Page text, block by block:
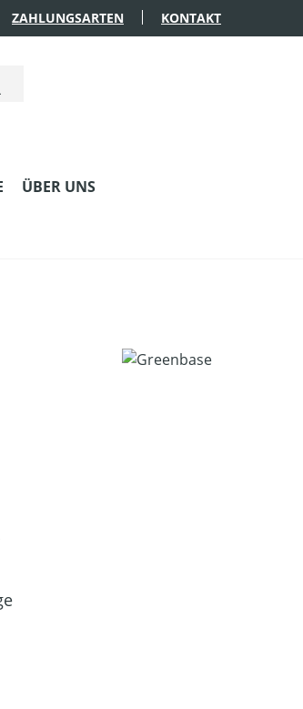
ZAHLUNGSARTEN KONTAKT
ÜBER UNS